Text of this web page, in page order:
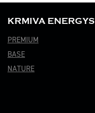
KRMIVA ENERGYS
PREMIUM
BASE
NATURE